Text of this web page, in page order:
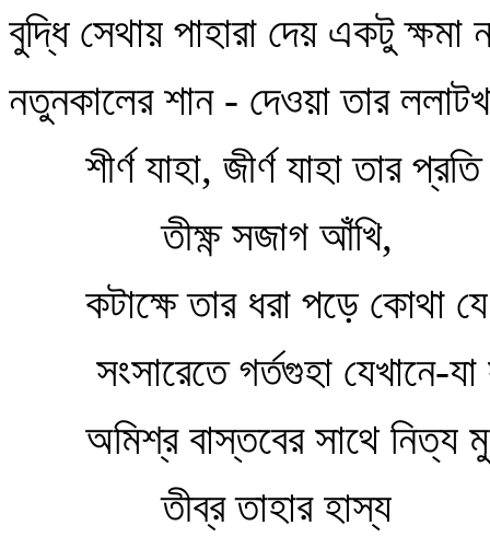
বুদ্ধি সেথায় পাহারা দেয় একটু ক্ষমা
নতুনকালের শান - দেওয়া তার
শীর্ণ যাহা, জীর্ণ যাহা তার
তীক্ষ্ণ সজাগ আঁখি,
কটাক্ষে তার ধরা পড়ে কোথা
সংসারেতে গর্তগুহা যেখানে-
অমিশ্র বাস্তবের সাথে নিত্য
তীব্র তাহার হাস্য